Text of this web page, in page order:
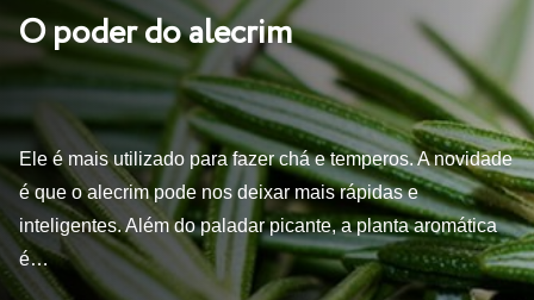
O poder do alecrim
Ele é mais utilizado para fazer chá e temperos. A novidade
é que o alecrim pode nos deixar mais rápidas e
inteligentes. Além do paladar picante, a planta aromática
é…